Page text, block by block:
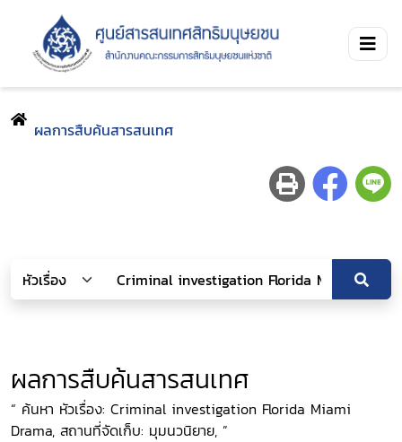
ผลการสืบค้นสารสนเทศ
ผลการสืบค้นสารสนเทศ
“ ค้นหา หัวเรื่อง: Criminal investigation Florida Miami
Drama, สถานที่จัดเก็บ: มุมนวนิยาย, ”